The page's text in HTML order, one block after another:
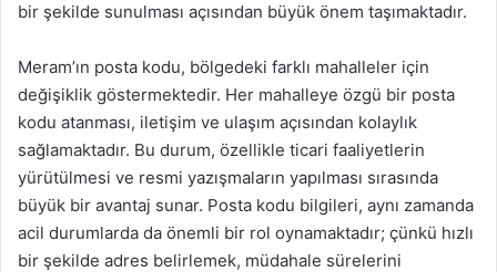
bir şekilde sunulması açısından büyük önem taşımaktadır.
Meram’ın posta kodu, bölgedeki farklı mahalleler için
değişiklik göstermektedir. Her mahalleye özgü bir posta
kodu atanması, iletişim ve ulaşım açısından kolaylık
sağlamaktadır. Bu durum, özellikle ticari faaliyetlerin
yürütülmesi ve resmi yazışmaların yapılması sırasında
büyük bir avantaj sunar. Posta kodu bilgileri, aynı zamanda
acil durumlarda da önemli bir rol oynamaktadır; çünkü hızlı
bir şekilde adres belirlemek, müdahale sürelerini